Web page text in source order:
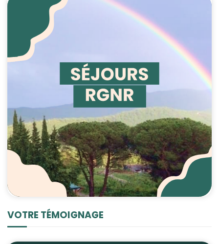
VOTRE TÉMOIGNAGE